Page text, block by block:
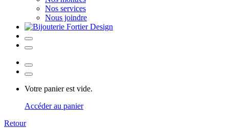
Nos services
Nous joindre
Votre panier est vide.
Accéder au panier
Retour